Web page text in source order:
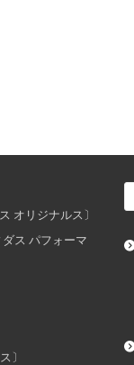
オリジナルス〕
ダス パフォーマ
〕